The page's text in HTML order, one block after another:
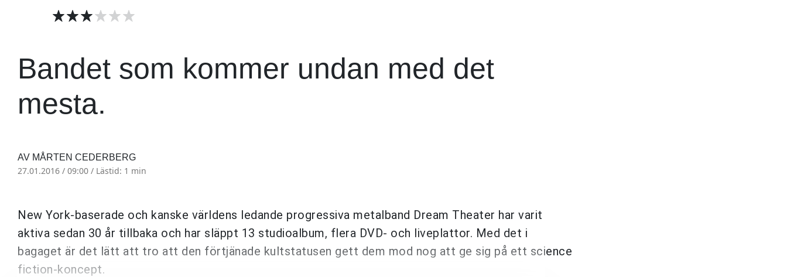
Bandet som kommer undan med det
mesta.
AV MÅRTEN CEDERBERG
27.01.2016 / 09:00 / Lästid: 1 min
New York-baserade och kanske världens ledande progressiva metalband Dream Theater har varit
aktiva sedan 30 år tillbaka och har släppt 13 studioalbum, flera DVD- och liveplattor. Med det i
bagaget är det lätt att tro att den förtjänade kultstatusen gett dem mod nog att ge sig på ett science
fiction-koncept.